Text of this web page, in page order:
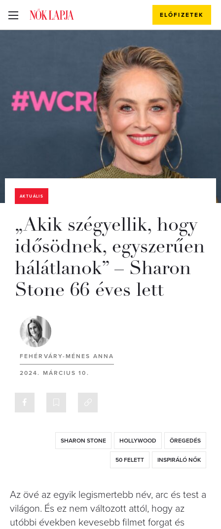
ELŐFIZETEK
AKTUÁLIS
„Akik szégyellik, hogy
idősödnek, egyszerűen
hálátlanok” – Sharon
Stone 66 éves lett
FEHÉRVÁRY-MÉNES ANNA
2024. MÁRCIUS 10.
SHARON STONE HOLLYWOOD ÖREGEDÉS
50 FELETT INSPIRÁLÓ NŐK
Az övé az egyik legismertebb név, arc és test a
világon. És ez nem változott attól, hogy az
utóbbi években kevesebb filmet forgat és